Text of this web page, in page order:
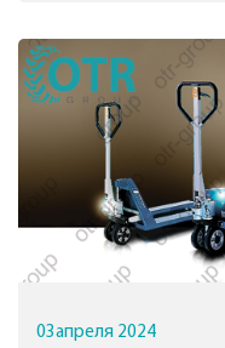
03апреля 2024